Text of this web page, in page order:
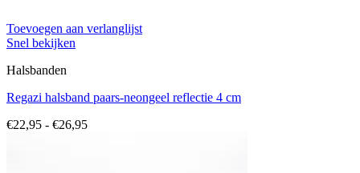
Toevoegen aan verlanglijst
Snel bekijken
Halsbanden
Regazi halsband paars-neongeel reflectie 4 cm
€22,95 - €26,95Prijsklasse: